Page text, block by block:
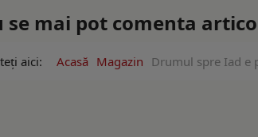
se mai pot comenta
aici: Acasă Magazin Drumul spre Iad e